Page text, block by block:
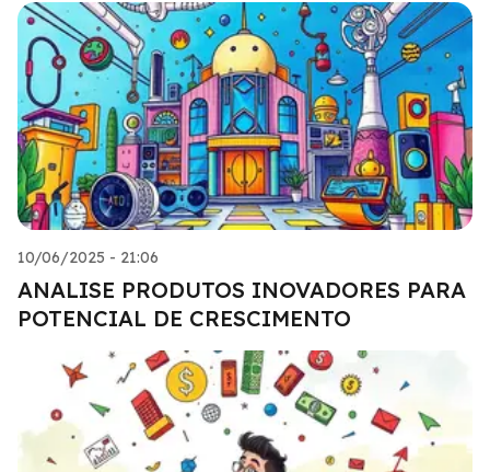
10/06/2025 - 21:06
ANALISE PRODUTOS INOVADORES PARA
POTENCIAL DE CRESCIMENTO